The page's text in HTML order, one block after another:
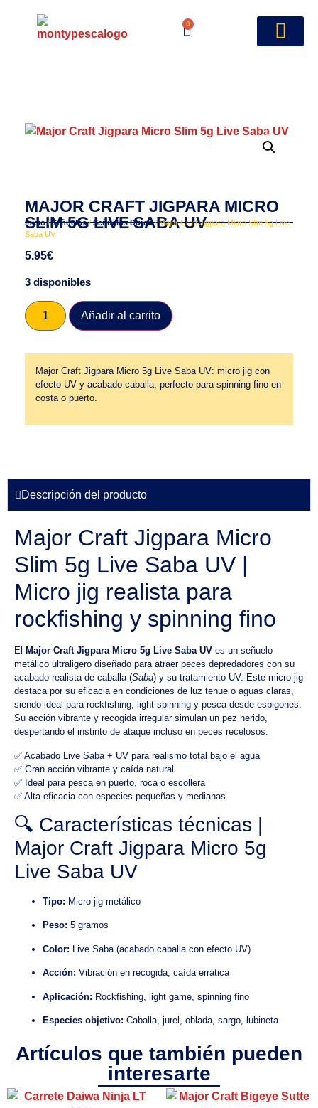
0
MAJOR CRAFT JIGPARA MICRO
SLIM 5G LIVE SABA UV
Inicio/Señuelos/Señuelos Duros/ Major Craft Jigpara Micro Slim 5g Live
Saba UV
5.95€
3 disponibles
Añadir al carrito
Major Craft Jigpara Micro 5g Live Saba UV: micro jig con
efecto UV y acabado caballa, perfecto para spinning fino en
costa o puerto.
Descripción del producto
Major Craft Jigpara Micro
Slim 5g Live Saba UV |
Micro jig realista para
rockfishing y spinning fino
El Major Craft Jigpara Micro 5g Live Saba UV es un señuelo
metálico ultraligero diseñado para atraer peces depredadores con su
acabado realista de caballa (Saba) y su tratamiento UV. Este micro jig
destaca por su eficacia en condiciones de luz tenue o aguas claras,
siendo ideal para rockfishing, light spinning y pesca desde espigones.
Su acción vibrante y recogida irregular simulan un pez herido,
despertando el instinto de ataque incluso en peces recelosos.
✅ Acabado Live Saba + UV para realismo total bajo el agua
✅ Gran acción vibrante y caída natural
✅ Ideal para pesca en puerto, roca o escollera
✅ Alta eficacia con especies pequeñas y medianas
🔍 Características técnicas |
Major Craft Jigpara Micro 5g
Live Saba UV
Tipo: Micro jig metálico
Peso: 5 gramos
Color: Live Saba (acabado caballa con efecto UV)
Acción: Vibración en recogida, caída errática
Aplicación: Rockfishing, light game, spinning fino
Especies objetivo: Caballa, jurel, oblada, sargo, lubineta
Artículos que también pueden
interesarte